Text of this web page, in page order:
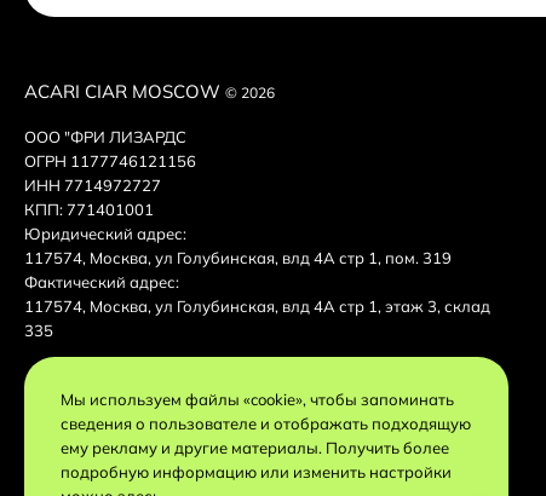
ACARI CIAR MOSCOW © 2026
ООО "ФРИ ЛИЗАРДС
ОГРН 1177746121156
ИНН 7714972727
КПП: 771401001
Юридический адрес:
117574, Москва, ул Голубинская, влд 4А стр 1, пом. 319
Фактический адрес:
117574, Москва, ул Голубинская, влд 4А стр 1, этаж 3, склад
335
Мы используем файлы «cookie», чтобы запоминать
сведения о пользователе и отображать подходящую
ему рекламу и другие материалы. Получить более
подробную информацию или изменить настройки